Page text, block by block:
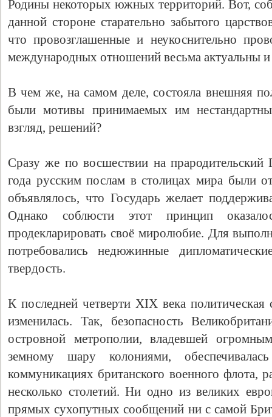
Родины некоторых южных территорий. Вот,
данной стороне старательно забытого
что провозглашенные и неукоснительно
международных отношений весьма актуальны
В чем же, на самом деле, состояла внешняя
были мотивы принимаемых им
взгляд, решений?
Сразу же по восшествии на прародительский
года русским послам в столицах мира были
объявлялось, что Государь желает
Однако соблюсти этот принцип
продекларировать своё миролюбие. Для
потребовались недюжинные
твердость.
К последней четверти XIX века
изменилась. Так, безопасность
островной метрополии, владевшей
земному шару колониями,
коммуникациях британского военного флота,
несколько столетий. Ни одно из великих
прямых сухопутных сообщений ни с самой
Свидетельство